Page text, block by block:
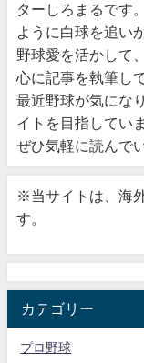
ターしろまるです
ように白球を追い
野球愛を活かして
心に記事を執筆し
最近野球が気にな
イトを目指してい
ぜひ気軽に読んで
※当サイトは、海
す。
カテゴリー
プロ野球